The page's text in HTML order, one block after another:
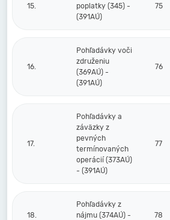
15.
poplatky (345) -
(391AÚ)
75
16.
Pohľadávky voči
združeniu
(369AÚ) -
(391AÚ)
76
17.
Pohľadávky a
záväzky z
pevných
termínovaných
operácií (373AÚ)
- (391AÚ)
77
18.
Pohľadávky z
nájmu (374AÚ) -
78